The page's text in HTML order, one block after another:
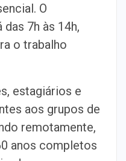
O
7h às 14h,
o trabalho
estagiários e
aos grupos de
remotamente,
anos completos